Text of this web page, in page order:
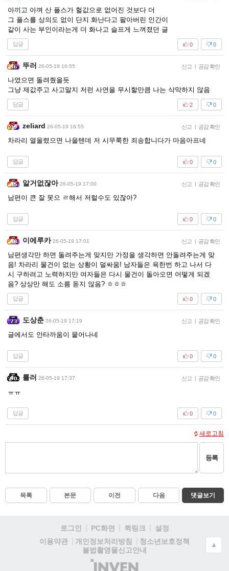
아끼고 아껴 산 플스가 헐값으로 없어진 것보다 더
그 플스를 상의도 없이 단지 화난다고 팔아버린 인간이
같이 사는 부인이라는게 더 화나고 슬프게 느껴졌던 글
답글 0
0
뚜러 26-05-19 16:55 신고 | 공감 확인
나였으면 돌려줬을듯
그냥 제값주고 사고말지 저런 사연을 무시할만큼 나는 삭막하지 않음
답글 0
2
zeliard 26-05-19 16:55 신고 | 공감 확인
차라리 열올렸으면 나을텐데 저 시무룩한 죄송합니다가 마음아프네
답글 0
0
알거없잖아 26-05-19 17:00 신고 | 공감 확인
남편이 큰 잘 못으 ㄹ해서 저럴수도 있잖아?
답글 0
0
이에루카 26-05-19 17:01 신고 | 공감 확인
남편생각만 하면 돌려주는게 맞지만 가정을 생각하면 안돌려주는게 맞
음! 차라리 물건이 없는 상황이 덜싸움! 남자들은 욕한번 하고 나서 다
시 구하려고 노력하지만 여자들은 다시 물건이 돌아오면 어떻게 되겠
음? 상상만 해도 소름 돋지 않음? ㅎㅎㅎ
답글 0
0
도상춘 26-05-19 17:19 신고 | 공감 확인
글에서도 안타까움이 뭍어나네
답글 0
0
룰러 26-05-19 17:37 신고 | 공감 확인
ㅠㅠ
답글 0
0
새로고침
등록
목록 본문 이전 다음 댓글보기
로그인 PC화면 퀵링크
설정
이용약관
개인정보처리방침
청소년보호정책
불법촬영물신고안내
(주)
▲